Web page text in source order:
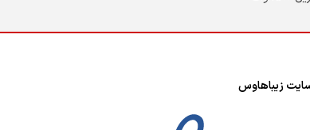
زیباهاوس